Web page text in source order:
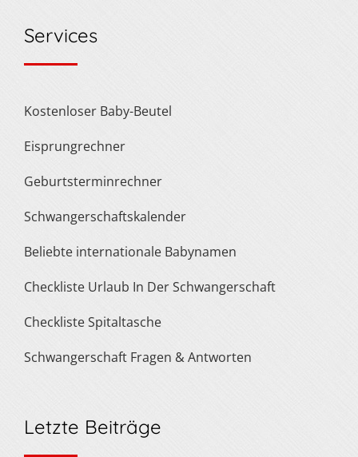
Services
Kostenloser Baby-Beutel
Eisprungrechner
Geburtsterminrechner
Schwangerschaftskalender
Beliebte internationale Babynamen
Checkliste Urlaub In Der Schwangerschaft
Checkliste Spitaltasche
Schwangerschaft Fragen & Antworten
Letzte Beiträge